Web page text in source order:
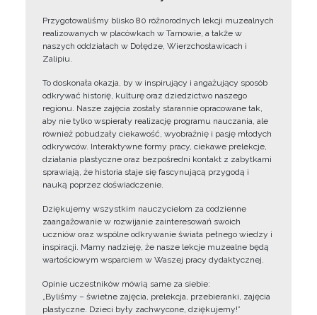
Przygotowaliśmy blisko 80 różnorodnych lekcji muzealnych
realizowanych w placówkach w Tarnowie, a także w
naszych oddziałach w Dołędze, Wierzchosławicach i
Zalipiu.
To doskonała okazja, by w inspirujący i angażujący sposób
odkrywać historię, kulturę oraz dziedzictwo naszego
regionu. Nasze zajęcia zostały starannie opracowane tak,
aby nie tylko wspierały realizację programu nauczania, ale
również pobudzały ciekawość, wyobraźnię i pasję młodych
odkrywców. Interaktywne formy pracy, ciekawe prelekcje,
działania plastyczne oraz bezpośredni kontakt z zabytkami
sprawiają, że historia staje się fascynującą przygodą i
nauką poprzez doświadczenie.
Dziękujemy wszystkim nauczycielom za codzienne
zaangażowanie w rozwijanie zainteresowań swoich
uczniów oraz wspólne odkrywanie świata pełnego wiedzy i
inspiracji. Mamy nadzieję, że nasze lekcje muzealne będą
wartościowym wsparciem w Waszej pracy dydaktycznej.
Opinie uczestników mówią same za siebie:
„Byliśmy – świetne zajęcia, prelekcja, przebieranki, zajęcia
plastyczne. Dzieci były zachwycone, dziękujemy!”